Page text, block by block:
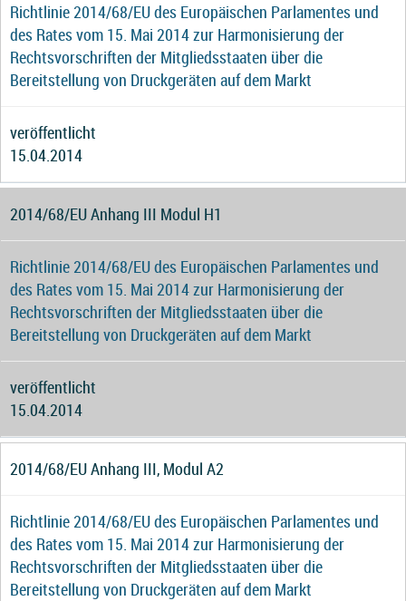
Richtlinie 2014/68/EU des Europäischen Parlamentes und
des Rates vom 15. Mai 2014 zur Harmonisierung der
Rechtsvorschriften der Mitgliedsstaaten über die
Bereitstellung von Druckgeräten auf dem Markt
veröffentlicht
15.04.2014
2014/68/EU Anhang III Modul H1
Richtlinie 2014/68/EU des Europäischen Parlamentes und
des Rates vom 15. Mai 2014 zur Harmonisierung der
Rechtsvorschriften der Mitgliedsstaaten über die
Bereitstellung von Druckgeräten auf dem Markt
veröffentlicht
15.04.2014
2014/68/EU Anhang III, Modul A2
Richtlinie 2014/68/EU des Europäischen Parlamentes und
des Rates vom 15. Mai 2014 zur Harmonisierung der
Rechtsvorschriften der Mitgliedsstaaten über die
Bereitstellung von Druckgeräten auf dem Markt